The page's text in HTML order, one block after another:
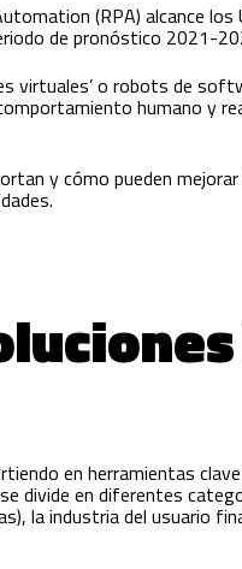
(RPA) alcance
de pronóstico 2021-
virtuales’ o robots de
humano y
y cómo pueden
en herramientas
divide en diferentes
la industria del usuario